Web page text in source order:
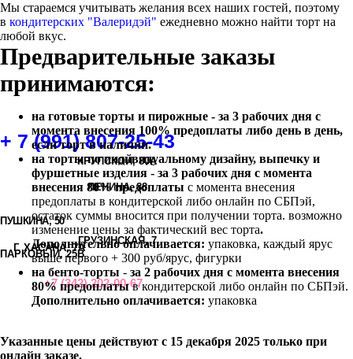
+ 7 (991) 807-25-43
КРУПСКОЙ, 80А
ЛЕНИНА, 88
ПУШКИНА, 50
ГРУЗИНСКАЯ, 7
Г.ХАСАНА, 7А
ПАРКОВЫЙ, 25В
+7 (342) 202-00-67
Мы стараемся учитывать желания всех наших гостей, поэтому
в кондитерских "Валеридэй" ежедневно можно найти торт на
любой вкус.
Предварительные заказы
принимаются:
на готовые торты и пирожные - за 3 рабочих дня с
момента внесения 100% предоплаты либо день в день,
если торт в наличии.
на торты по индивидуальному дизайну, выпечку и
фуршетные изделия - за 3 рабочих дня с момента
внесения 80% предоплаты с момента внесения
предоплаты в кондитерской либо онлайн по СБПэй,
остаток суммы вносится при получении торта. возможно
изменение цены за фактический вес торта.
Дополнительно оплачивается: упаковка, каждый ярус
выше первого + 300 руб/ярус, фигурки
на бенто-торты - за 2 рабочих дня с момента внесения
80% предоплатыв кондитерской либо онлайн по СБПэй.
Дополнительно оплачивается: упаковка
Указанные цены действуют с 15 декабря 2025 только при
онлайн заказе.